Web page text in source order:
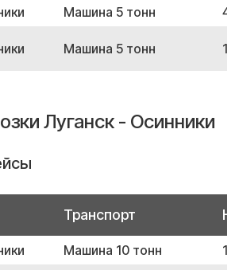
Машина 5 тонн
Машина 5 тонн
Луганск - Осинники
Транспорт
Машина 10 тонн